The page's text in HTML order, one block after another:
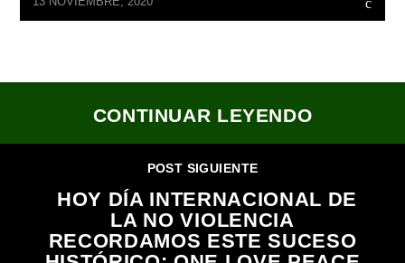
CONTINUAR LEYENDO
POST SIGUIENTE
HOY DÍA INTERNACIONAL DE
LA NO VIOLENCIA
RECORDAMOS ESTE SUCESO